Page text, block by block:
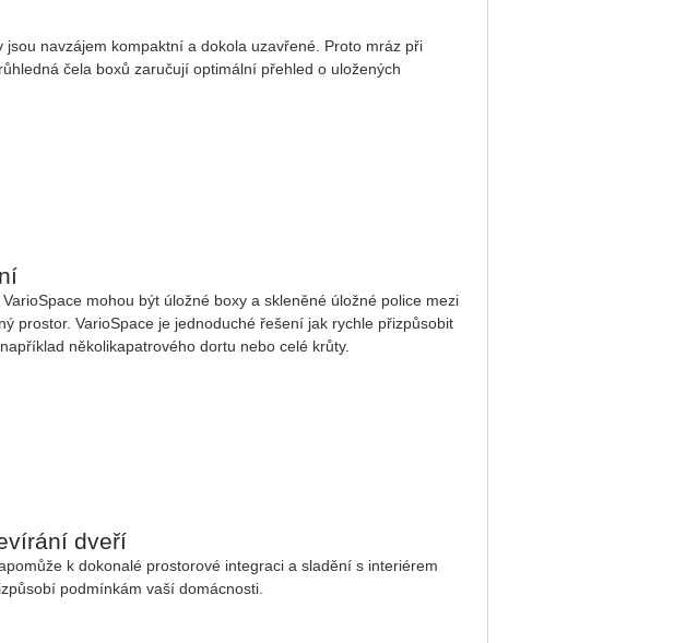
navzájem kompaktní a dokola uzavřené. Proto mráz při
čela boxů zaručují optimální přehled o uložených
mohou být úložné boxy a skleněné úložné police mezi
prostor. VarioSpace je jednoduché řešení jak rychle přizpůsobit
několikapatrového dortu nebo celé krůty.
dveří
k dokonalé prostorové integraci a sladění s interiérem
podmínkám vaší domácnosti.